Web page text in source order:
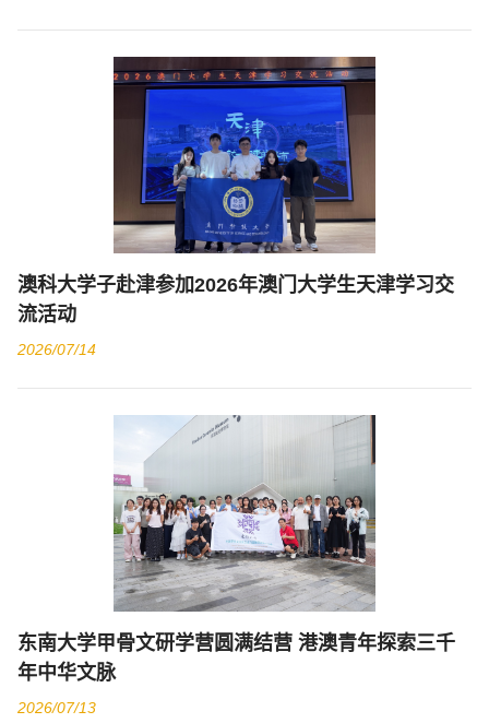
澳科大学子赴津参加2026年澳门大学生天津学习交
流活动
2026/07/14
东南大学甲骨文研学营圆满结营 港澳青年探索三千
年中华文脉
2026/07/13